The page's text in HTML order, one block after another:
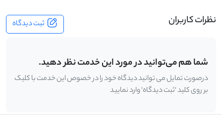
نظرات کاربران ثبت دیدگاه
شما هم می‌توانید در مورد این خدمت نظر دهید.
درصورت تمایل می توانید دیدگاه خود را در خصوص این خدمت با کلیک
بر روی کلید 'ثبت دیدگاه' وارد نمایید